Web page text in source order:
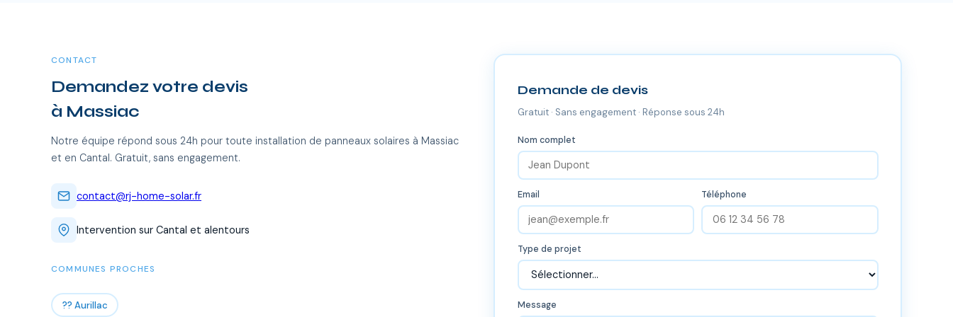
CONTACT
Demandez votre devis
à Massiac
Notre équipe répond sous 24h pour toute installation de panneaux solaires à Massiac
et en Cantal. Gratuit, sans engagement.
contact@rj-home-solar.fr
Intervention sur Cantal et alentours
COMMUNES PROCHES
?? Aurillac
Demande de devis
Gratuit · Sans engagement · Réponse sous 24h
Nom complet
Email Téléphone
Type de projet
Message